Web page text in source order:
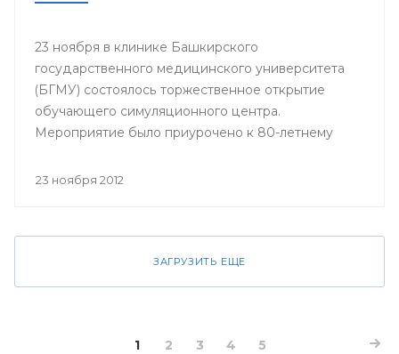
23 ноября в клинике Башкирского
государственного медицинского университета
(БГМУ) состоялось торжественное открытие
обучающего симуляционного центра.
Мероприятие было приурочено к 80-летнему
23 ноября 2012
ЗАГРУЗИТЬ ЕЩЕ
1 2 3 4 5